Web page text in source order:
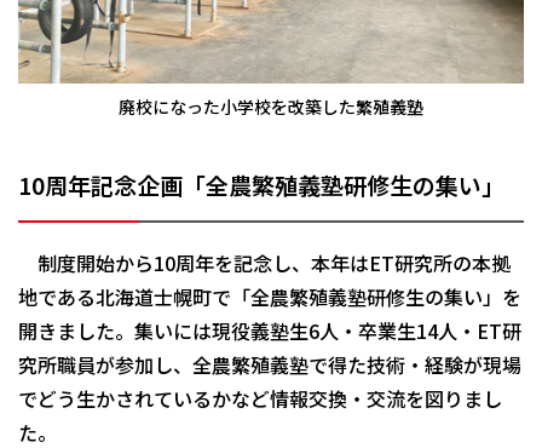
廃校になった小学校を改築した繁殖義塾
10周年記念企画「全農繁殖義塾研修生の集い」
制度開始から10周年を記念し、本年はET研究所の本拠
地である北海道士幌町で「全農繁殖義塾研修生の集い」を
開きました。集いには現役義塾生6人・卒業生14人・ET研
究所職員が参加し、全農繁殖義塾で得た技術・経験が現場
でどう生かされているかなど情報交換・交流を図りまし
た。